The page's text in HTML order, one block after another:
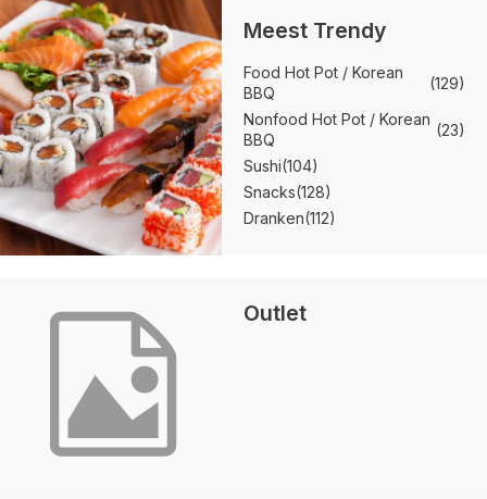
Meest Trendy
Food Hot Pot / Korean
BBQ
(129)
Nonfood Hot Pot / Korean
BBQ
(23)
Sushi(104)
Snacks(128)
Dranken(112)
Outlet